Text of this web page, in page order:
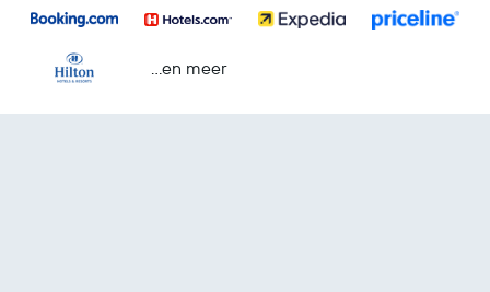
...en meer